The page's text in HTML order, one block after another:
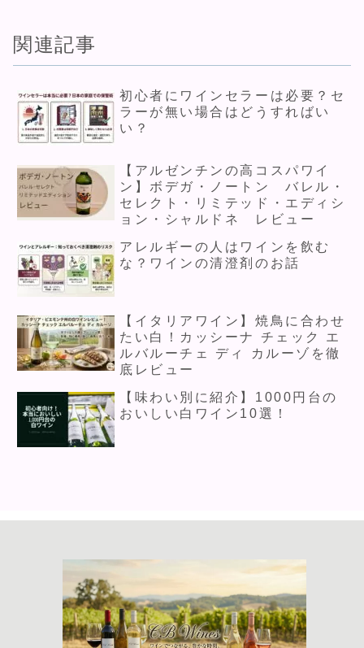
関連記事
初心者にワインセラーは必要？セ
ラーが無い場合はどうすればい
い？
【アルゼンチンの高コスパワイ
ン】ボデガ・ノートン バレル・
セレクト・リミテッド・エディシ
ョン・シャルドネ レビュー
アレルギーの人はワインを飲む
な？ワインの清澄剤のお話
【イタリアワイン】焼鳥に合わせ
たい白！カッシーナ チェック エ
ルバルーチェ ディ カルーゾを徹
底レビュー
【味わい別に紹介】1000円台の
おいしい白ワイン10選！